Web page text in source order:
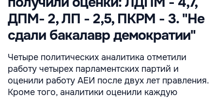
ДПМ- 2, ЛП - 2,5, ПКРМ - 3. "Не
сдали бакалавр демократии"
Четыре политических аналитика отметили
работу четырех парламентских партий и
оценили работу АЕИ после двух лет правления.
Кроме того, аналитики оценили каждую